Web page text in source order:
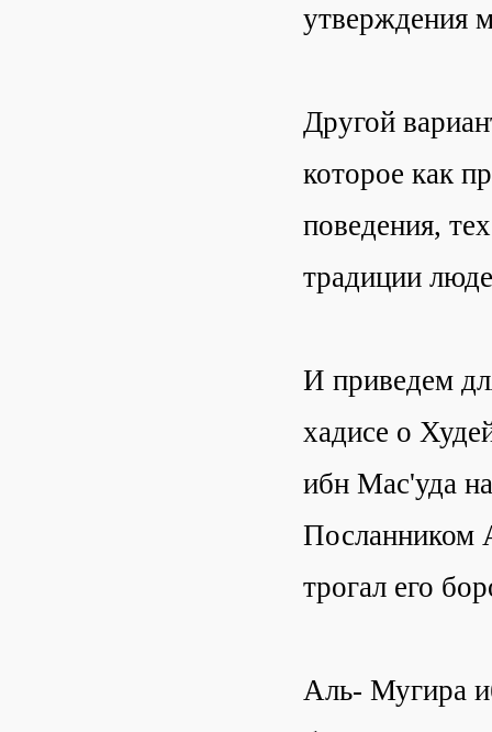
утверждения
Другой
которое как
поведения,
традиции
И приведем
хадисе о
ибн Мас'уда
Посланником
трогал его
Аль- Мугира